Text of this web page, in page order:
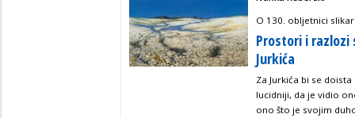
O 130. obljetnici
Prostori i razlozi
Jurkića
Za Jurkića bi se
lucidniji, da je vidio
ono što je svojim